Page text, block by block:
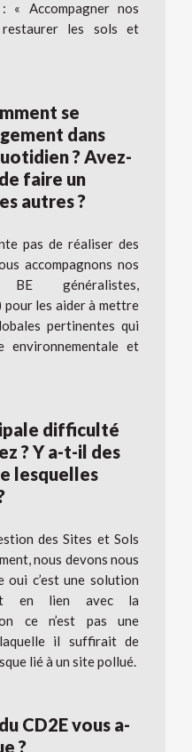
« Accompagner nos
les sols et
se
dans
? Avez-
faire un
autres ?
pas de réaliser des
accompagnons nos
généralistes,
les aider à mettre
pertinentes qui
environnementale et
difficulté
? Y a-t-il des
lesquelles
des Sites et Sols
nous devons nous
c’est une solution
en lien avec la
ce n’est pas une
il suffirait de
lié à un site pollué.
CD2E vous a-
?